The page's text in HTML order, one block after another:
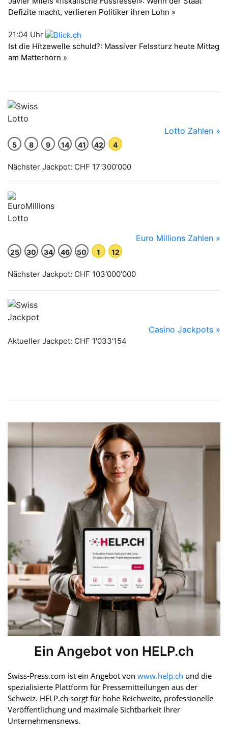
Ein Angebot von HELP.ch
Swiss-Press.com ist ein Angebot von www.help.ch und die
spezialisierte Plattform für Pressemitteilungen aus der
Schweiz. HELP.ch sorgt für hohe Reichweite, professionelle
Veröffentlichung und maximale Sichtbarkeit Ihrer
Unternehmensnews.